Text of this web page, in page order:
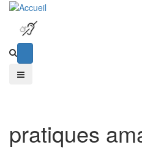
pratiques